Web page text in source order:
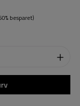
besparet)